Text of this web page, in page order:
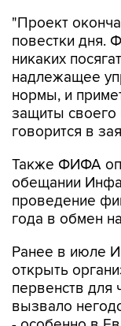
"Проект
повестки дня.
никаких
надлежащее
нормы, и
защиты своего
говорится в
Также ФИФА
обещании
проведение
года в обмен
Ранее в июле
открыть
первенств для
вызвало